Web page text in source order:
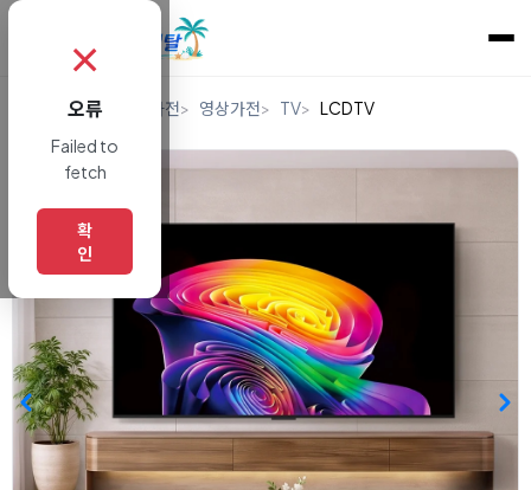
렌탈 디지털/가전 영상가전 TV LCDTV
✗
오류
Failed to
fetch
확
인